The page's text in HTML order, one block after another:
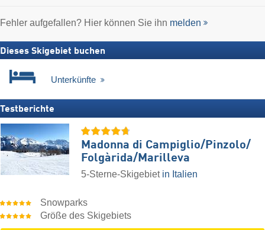
Fehler aufgefallen? Hier können Sie ihn melden
Dieses Skigebiet buchen
Unterkünfte
Testberichte
Madonna di Campiglio/​Pinzolo/​
Folgàrida/​Marilleva
5-Sterne-Skigebiet in Italien
Snowparks
Größe des Skigebiets